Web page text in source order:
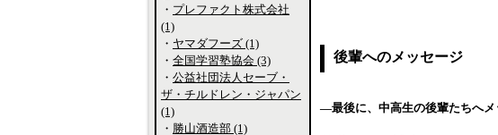
後輩へのメッセージ
―最後に、中高生の後輩たちへメ
・ プレファクト株式会社
(1)
・ ヤマダフーズ (1)
・ 全国学習塾協会 (3)
・ 公益社団法人セーブ・
ザ・チルドレン・ジャパン
(1)
・ 勝山酒造部 (1)